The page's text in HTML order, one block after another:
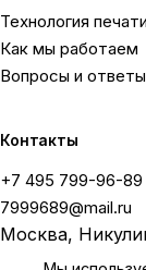
Технология печати
Как мы работаем
Вопросы и ответы
Контакты
+7 495 799-96-89
7999689@mail.ru
Москва,